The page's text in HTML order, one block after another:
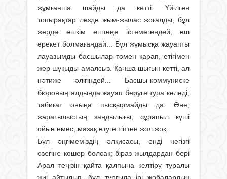
жұмғанша шайды да кетті. Үйілген
топырақтар лезде жым-жылас жоғалды, бұл
жерде ешкім ештеңе істемегендей, еш
әрекет болмағандай... Бұл жұмысқа жауапты
лауазымды басшылар төмен қарап, етігімен
жер шұқыды амалсыз. Қанша шығын кетті, ал
нәтиже әлігіндей... Басшы-коммуниске
бюроның алдында жауап беруге тура келеді,
табиғат оныңа пысқырмайды да. Әне,
жаратылыстың заңдылығы, сұрапыл күші
ойын емес, мазақ етуге тіптен жол жоқ.
Бұл әңгімеміздің әлқисасы, енді негізгі
өзегіне көшер болсақ; біраз жылдардан бері
Арал теңізін қайта қалпына келтіру туралы
жиі айтылып, бұл тұрғыда ірі жобалардың